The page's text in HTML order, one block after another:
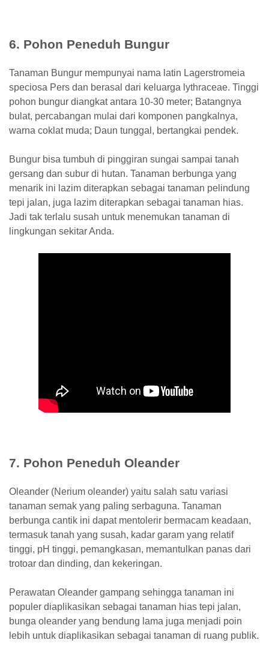
6. Pohon Peneduh Bungur
Tanaman Bungur mempunyai nama latin Lagerstromeia
speciosa Pers dan berasal dari keluarga lythraceae. Tinggi
pohon bungur diangkat antara 10-30 meter; Batangnya
bulat, percabangan mulai dari komponen pangkalnya,
warna coklat muda; Daun tunggal, bertangkai pendek.
Bungur bisa tumbuh di pinggiran sungai sampai tanah
gersang dan subur di hutan. Tanaman berbunga yang
menarik ini lazim diterapkan sebagai tanaman pelindung
tepi jalan, juga lazim diterapkan sebagai tanaman hias.
Jadi tak terlalu susah untuk menemukan tanaman di
lingkungan sekitar Anda.
7. Pohon Peneduh Oleander
Oleander (Nerium oleander) yaitu salah satu variasi
tanaman semak yang paling serbaguna. Tanaman
berbunga cantik ini dapat mentolerir bermacam keadaan,
termasuk tanah yang susah, kadar garam yang relatif
tinggi, pH tinggi, pemangkasan, memantulkan panas dari
trotoar dan dinding, dan kekeringan.
Perawatan Oleander gampang sehingga tanaman ini
populer diaplikasikan sebagai tanaman hias tepi jalan,
bunga oleander yang bendung lama juga menjadi poin
lebih untuk diaplikasikan sebagai tanaman di ruang publik.